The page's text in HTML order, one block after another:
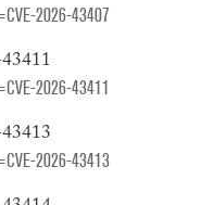
2026-43407
2026-43411
2026-43413